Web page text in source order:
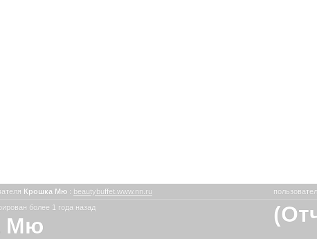
Крошка Мю : beautybuffet.www.nn.ru
более 1 года назад
Мю